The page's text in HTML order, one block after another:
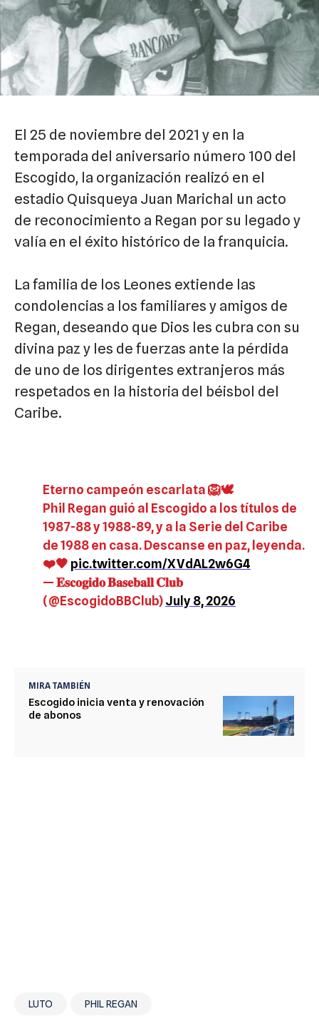
El 25 de noviembre del 2021 y en la
temporada del aniversario número 100 del
Escogido, la organización realizó en el
estadio Quisqueya Juan Marichal un acto
de reconocimiento a Regan por su legado y
valía en el éxito histórico de la franquicia.
La familia de los Leones extiende las
condolencias a los familiares y amigos de
Regan, deseando que Dios les cubra con su
divina paz y les de fuerzas ante la pérdida
de uno de los dirigentes extranjeros más
respetados en la historia del béisbol del
Caribe.
Eterno campeón escarlata 🦁🕊️
Phil Regan guió al Escogido a los títulos de
1987-88 y 1988-89, y a la Serie del Caribe
de 1988 en casa. Descanse en paz, leyenda.
❤️🖤 pic.twitter.com/XVdAL2w6G4
— 𝐄𝐬𝐜𝐨𝐠𝐢𝐝𝐨 𝐁𝐚𝐬𝐞𝐛𝐚𝐥𝐥 𝐂𝐥𝐮𝐛
(@EscogidoBBClub)July 8, 2026
MIRA TAMBIÉN
Escogido inicia venta y renovación
de abonos
LUTO PHIL REGAN